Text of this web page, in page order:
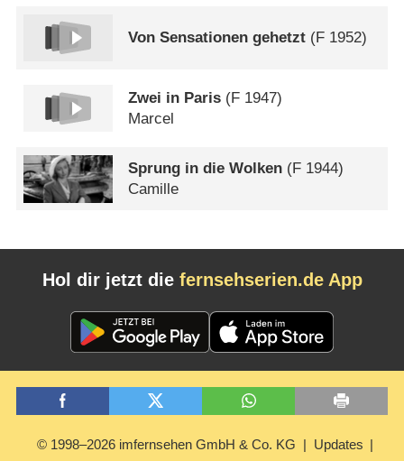
Von Sensationen gehetzt (F 1952)
Zwei in Paris (F 1947)
Marcel
Sprung in die Wolken (F 1944)
Camille
Hol dir jetzt die fernsehserien.de App
© 1998–2026 imfernsehen GmbH & Co. KG Updates